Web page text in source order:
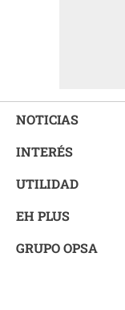
NOTICIAS
INTERÉS
UTILIDAD
EH PLUS
GRUPO OPSA